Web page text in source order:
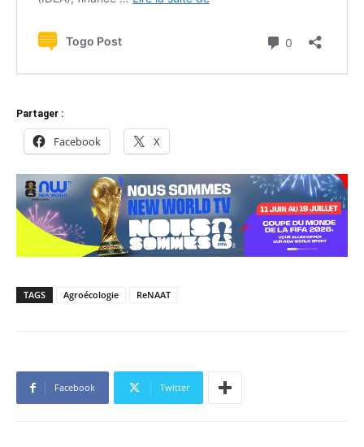
Partager :
Facebook X
TAGS Agroécologie ReNAAT
Facebook Twitter